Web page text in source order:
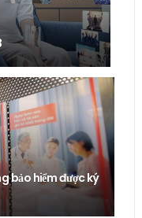
bảo hiểm được ký